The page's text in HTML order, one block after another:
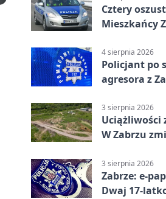
Cztery
Mieszkańcy
4 sierpnia 2026
Policjant po
agresora z
3 sierpnia 2026
Uciążliwości
W Zabrzu
3 sierpnia 2026
Zabrze: e-
Dwaj 17-